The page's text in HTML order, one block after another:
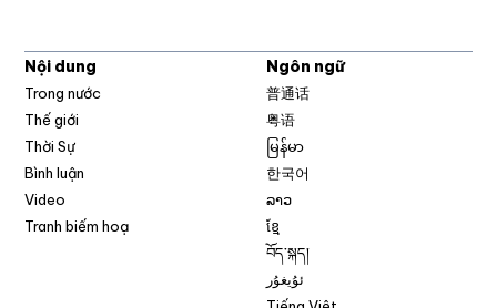
Nội dung
Trong nước
Thế giới
Thời Sự
Bình luận
Video
Tranh biếm hoạ
Ngôn ngữ
普通话
粤语
မြန်မာ
한국어
ລາວ
ខ្មែ
བོད་སྐད།
ئۇيغۇر